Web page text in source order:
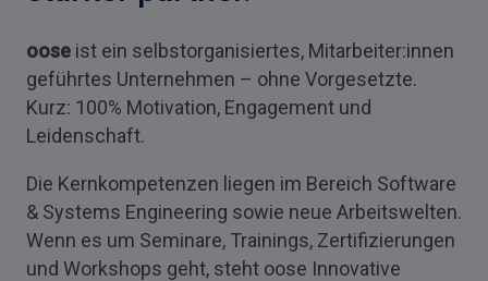
oose ist ein selbstorganisiertes, Mitarbeiter:innen
geführtes Unternehmen – ohne Vorgesetzte.
Kurz: 100% Motivation, Engagement und
Leidenschaft.
Die Kernkompetenzen liegen im Bereich Software
& Systems Engineering sowie neue Arbeitswelten.
Wenn es um Seminare, Trainings, Zertifizierungen
und Workshops geht, steht oose Innovative